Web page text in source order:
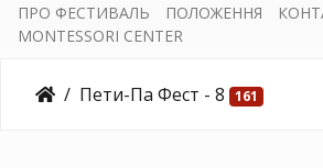
ПРО ФЕСТИВАЛЬ ПОЛОЖЕННЯ
MONTESSORI CENTER
Пети-Па Фест - 8 161